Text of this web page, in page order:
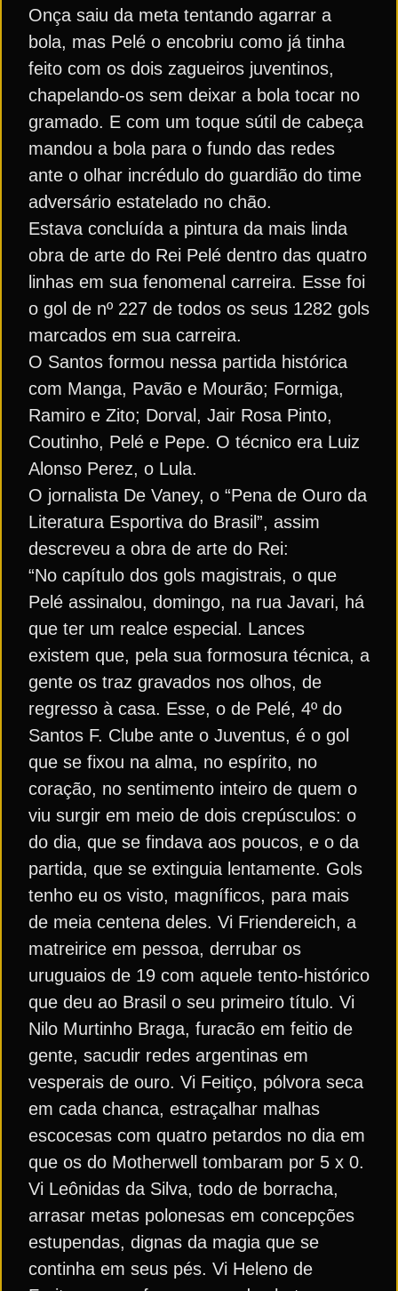
Onça saiu da meta tentando agarrar a
bola, mas Pelé o encobriu como já tinha
feito com os dois zagueiros juventinos,
chapelando-os sem deixar a bola tocar no
gramado. E com um toque sútil de cabeça
mandou a bola para o fundo das redes
ante o olhar incrédulo do guardião do time
adversário estatelado no chão.
Estava concluída a pintura da mais linda
obra de arte do Rei Pelé dentro das quatro
linhas em sua fenomenal carreira. Esse foi
o gol de nº 227 de todos os seus 1282 gols
marcados em sua carreira.
O Santos formou nessa partida histórica
com Manga, Pavão e Mourão; Formiga,
Ramiro e Zito; Dorval, Jair Rosa Pinto,
Coutinho, Pelé e Pepe. O técnico era Luiz
Alonso Perez, o Lula.
O jornalista De Vaney, o “Pena de Ouro da
Literatura Esportiva do Brasil”, assim
descreveu a obra de arte do Rei:
“No capítulo dos gols magistrais, o que
Pelé assinalou, domingo, na rua Javari, há
que ter um realce especial. Lances
existem que, pela sua formosura técnica, a
gente os traz gravados nos olhos, de
regresso à casa. Esse, o de Pelé, 4º do
Santos F. Clube ante o Juventus, é o gol
que se fixou na alma, no espírito, no
coração, no sentimento inteiro de quem o
viu surgir em meio de dois crepúsculos: o
do dia, que se findava aos poucos, e o da
partida, que se extinguia lentamente. Gols
tenho eu os visto, magníficos, para mais
de meia centena deles. Vi Friendereich, a
matreirice em pessoa, derrubar os
uruguaios de 19 com aquele tento-histórico
que deu ao Brasil o seu primeiro título. Vi
Nilo Murtinho Braga, furacão em feitio de
gente, sacudir redes argentinas em
vesperais de ouro. Vi Feitiço, pólvora seca
em cada chanca, estraçalhar malhas
escocesas com quatro petardos no dia em
que os do Motherwell tombaram por 5 x 0.
Vi Leônidas da Silva, todo de borracha,
arrasar metas polonesas em concepções
estupendas, dignas da magia que se
continha em seus pés. Vi Heleno de